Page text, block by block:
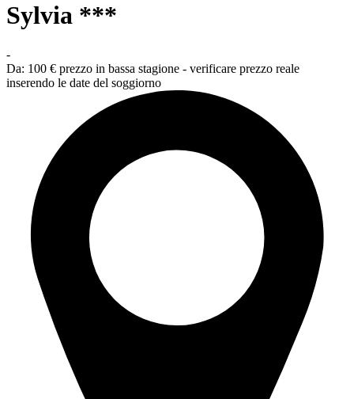
Sylvia ***
-
Da: 100 € prezzo in bassa stagione - verificare prezzo reale
inserendo le date del soggiorno